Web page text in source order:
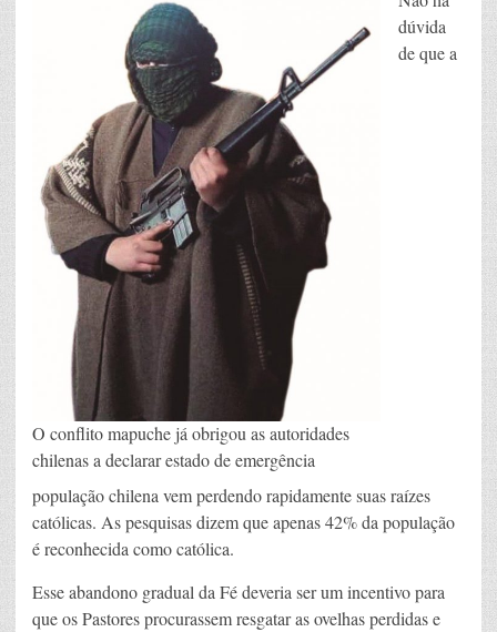
O conflito mapuche já obrigou as autoridades
chilenas a declarar estado de emergência
dúvida
de que a
população chilena vem perdendo rapidamente suas raízes
católicas. As pesquisas dizem que apenas 42% da população
é reconhecida como católica.
Esse abandono gradual da Fé deveria ser um incentivo para
que os Pastores procurassem resgatar as ovelhas perdidas e